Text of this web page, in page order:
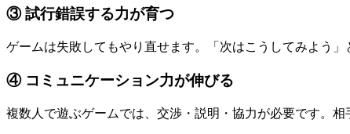
③ 試行錯誤する力が育つ
ゲームは失敗してもやり直せます。「次はこうしてみよう
④ コミュニケーション力が伸びる
複数人で遊ぶゲームでは、交渉・説明・協力が必要です。